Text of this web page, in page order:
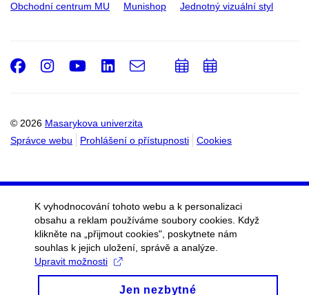
Obchodní centrum MU Munishop Jednotný vizuální styl
© 2026 Masarykova univerzita
Správce webu
Prohlášení o přístupnosti Cookies
Facebook
Instagram
Youtube
LinkedIn
e-
PřidatPřidat
K vyhodnocování tohoto webu a k personalizaci
obsahu a reklam používáme soubory cookies. Když
klikněte na „přijmout cookies", poskytnete nám
souhlas k jejich uložení, správě a analýze.
Upravit možnosti
Jen nezbytné